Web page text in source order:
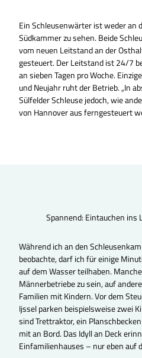
Ein Schleusenwärter ist weder an
Südkammer zu sehen. Beide
vom neuen Leitstand an der
gesteuert. Der Leitstand ist 24/7
an sieben Tagen pro Woche.
und Neujahr ruht der Betrieb. „In
Sülfelder Schleuse jedoch, wie
von Hannover aus ferngesteuert
Spannend: Eintauchen ins
Während ich an den
beobachte, darf ich für einige
auf dem Wasser teilhaben.
Männerbetriebe zu sein, auf
Familien mit Kindern. Vor dem
Ijssel parken beispielsweise zwei
sind Trettraktor, ein
mit an Bord. Das Idyll an Deck
Einfamilienhauses – nur eben auf